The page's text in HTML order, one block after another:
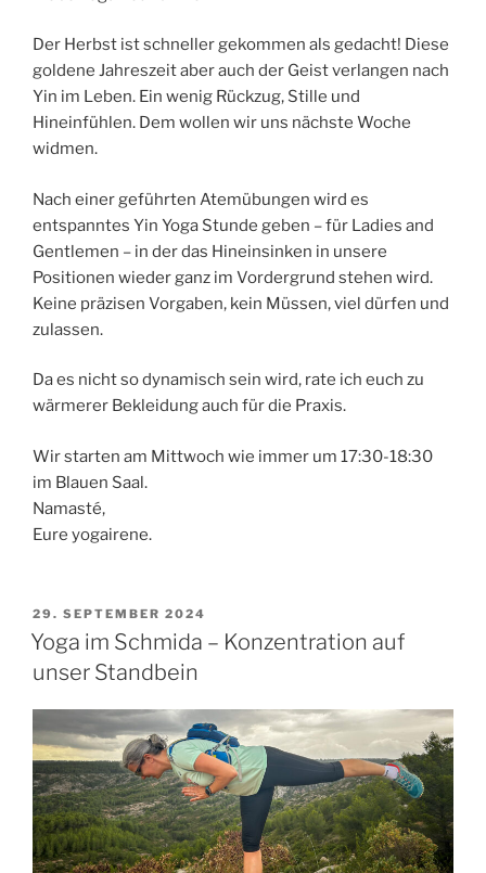
Der Herbst ist schneller gekommen als gedacht! Diese
goldene Jahreszeit aber auch der Geist verlangen nach
Yin im Leben. Ein wenig Rückzug, Stille und
Hineinfühlen. Dem wollen wir uns nächste Woche
widmen.
Nach einer geführten Atemübungen wird es
entspanntes Yin Yoga Stunde geben – für Ladies and
Gentlemen – in der das Hineinsinken in unsere
Positionen wieder ganz im Vordergrund stehen wird.
Keine präzisen Vorgaben, kein Müssen, viel dürfen und
zulassen.
Da es nicht so dynamisch sein wird, rate ich euch zu
wärmerer Bekleidung auch für die Praxis.
Wir starten am Mittwoch wie immer um 17:30-18:30
im Blauen Saal.
Namasté,
Eure yogairene.
VERÖFFENTLICHT
AM
29. SEPTEMBER 2024
Yoga im Schmida – Konzentration auf
unser Standbein